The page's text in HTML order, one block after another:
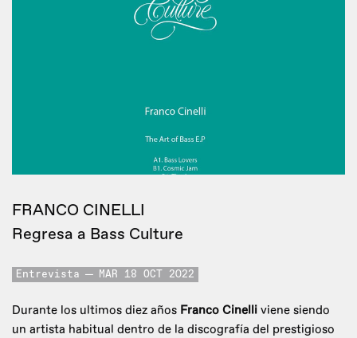
FRANCO CINELLI
Regresa a Bass Culture
Entrevista MAR 18 OCT 2022
Durante los ultimos diez años Franco Cinelli viene siendo
un artista habitual dentro de la discografía del prestigioso